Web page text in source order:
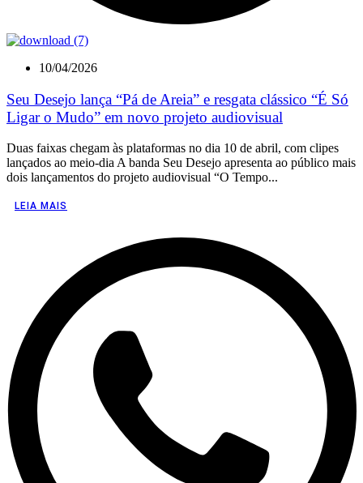
10/04/2026
Seu Desejo lança “Pá de Areia” e resgata clássico “É Só
Ligar o Mudo” em novo projeto audiovisual
Duas faixas chegam às plataformas no dia 10 de abril, com clipes
lançados ao meio-dia A banda Seu Desejo apresenta ao público mais
dois lançamentos do projeto audiovisual “O Tempo...
LEIA MAIS